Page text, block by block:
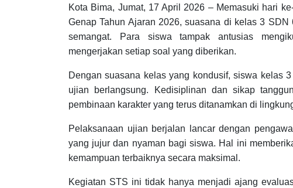
Kota Bima, Jumat, 17 April 2026 – Memasuki hari
Genap Tahun Ajaran 2026, suasana di kelas 3
semangat. Para siswa tampak antusias
mengerjakan setiap soal yang diberikan.
Dengan suasana kelas yang kondusif, siswa kelas
ujian berlangsung. Kedisiplinan dan sikap
pembinaan karakter yang terus ditanamkan di
Pelaksanaan ujian berjalan lancar dengan
yang jujur dan nyaman bagi siswa. Hal ini
kemampuan terbaiknya secara maksimal.
Kegiatan STS ini tidak hanya menjadi ajang